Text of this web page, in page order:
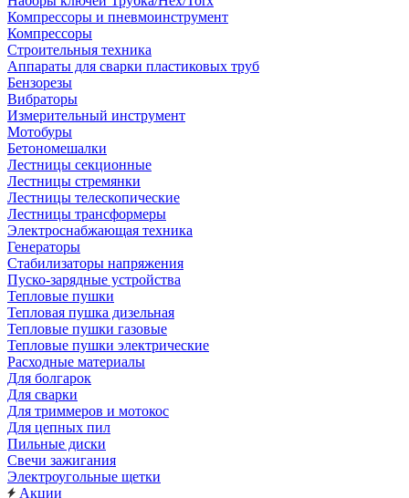
Компрессоры и пневмоинструмент
Компрессоры
Строительныя техника
Аппараты для сварки пластиковых труб
Бензорезы
Вибраторы
Измерительный инструмент
Мотобуры
Бетономешалки
Лестницы секционные
Лестницы стремянки
Лестницы телескопические
Лестницы трансформеры
Электроснабжающая техника
Генераторы
Стабилизаторы напряжения
Пуско-зарядные устройства
Тепловые пушки
Тепловая пушка дизельная
Тепловые пушки газовые
Тепловые пушки электрические
Расходные материалы
Для болгарок
Для сварки
Для триммеров и мотокос
Для цепных пил
Пильные диски
Свечи зажигания
Электроугольные щетки
Акции